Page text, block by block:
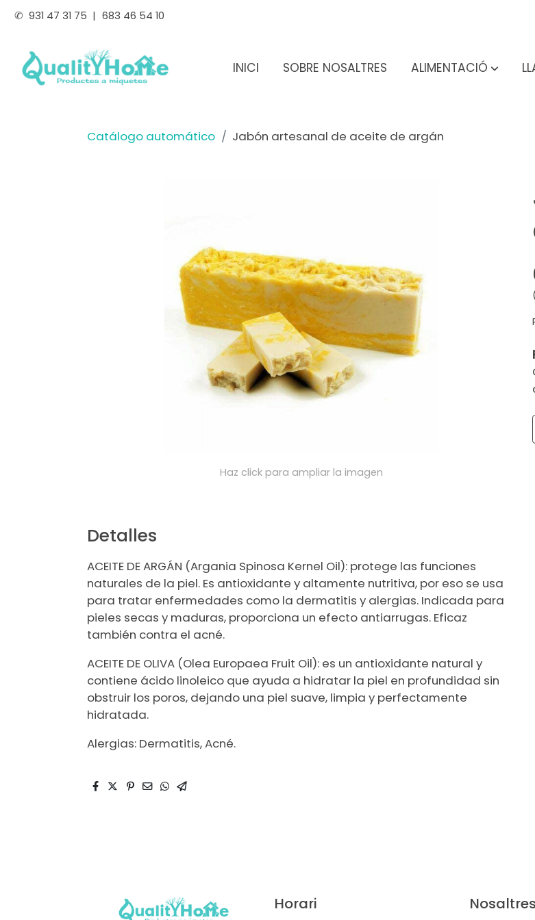
✆ 931 47 31 75 | 683 46 54 10
INICI SOBRE NOSALTRES ALIMENTACIÓ
Catálogo automático Jabón artesanal de aceite de argán
Haz click para ampliar la imagen
Detalles
ACEITE DE ARGÁN (Argania Spinosa Kernel Oil): protege las funciones
naturales de la piel. Es antioxidante y altamente nutritiva, por eso se usa
para tratar enfermedades como la dermatitis y alergias. Indicada para
pieles secas y maduras, proporciona un efecto antiarrugas. Eficaz
también contra el acné.
ACEITE DE OLIVA (Olea Europaea Fruit Oil): es un antioxidante natural y
contiene ácido linoleico que ayuda a hidratar la piel en profundidad sin
obstruir los poros, dejando una piel suave, limpia y perfectamente
hidratada.
Alergias: Dermatitis, Acné.
Horari Nosaltres